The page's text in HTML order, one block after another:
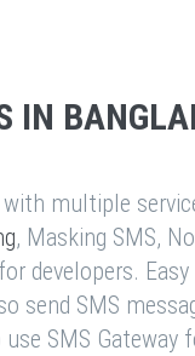
IN
with multiple
, Masking SMS,
developers. Easy
send SMS
SMS Gateway